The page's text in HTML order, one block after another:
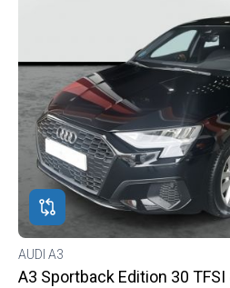
AUDI A3
A3 Sportback Edition 30 TFSI